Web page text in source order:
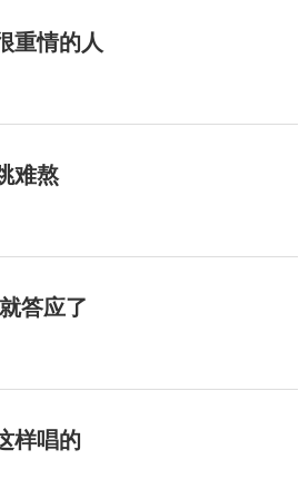
重情的人
难熬
答应了
样唱的